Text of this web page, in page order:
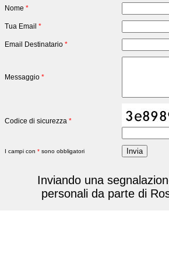
Nome *
Tua Email *
Email Destinatario *
Messaggio *
Codice di sicurezza *
I campi con *sono obbligatori
Inviando una
personali da parte di